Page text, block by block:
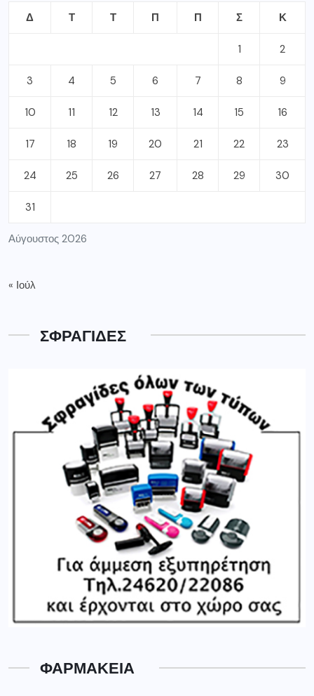
Αύγουστος 2026
Δ Τ Τ Π Π Σ Κ
1 2
3 4 5 6 7 8 9
10 11 12 13 14 15 16
17 18 19 20 21 22 23
24 25 26 27 28 29 30
31
« Ιούλ
ΣΦΡΑΓΙΔΕΣ
ΦΑΡΜΑΚΕΙΑ